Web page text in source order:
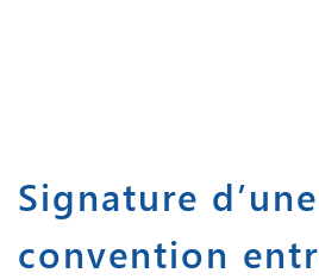
Signature d’une
convention